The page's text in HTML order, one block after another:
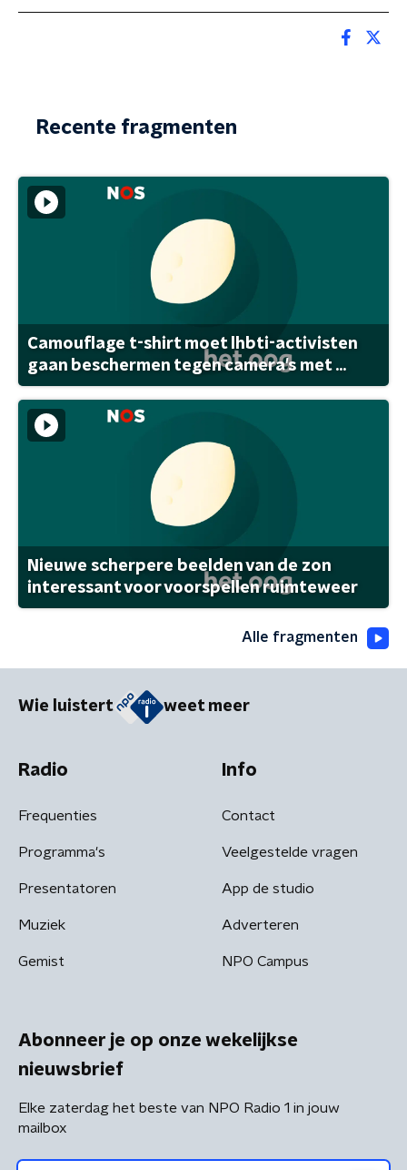
Recente fragmenten
Camouflage t-shirt moet lhbti-activisten
gaan beschermen tegen camera's met ...
Nieuwe scherpere beelden van de zon
interessant voor voorspellen ruimteweer
Alle fragmenten
Wie luistert weet meer
Radio
Frequenties
Programma's
Presentatoren
Muziek
Gemist
Info
Contact
Veelgestelde vragen
App de studio
Adverteren
NPO Campus
Abonneer je op onze wekelijkse
nieuwsbrief
Elke zaterdag het beste van NPO Radio 1 in jouw
mailbox